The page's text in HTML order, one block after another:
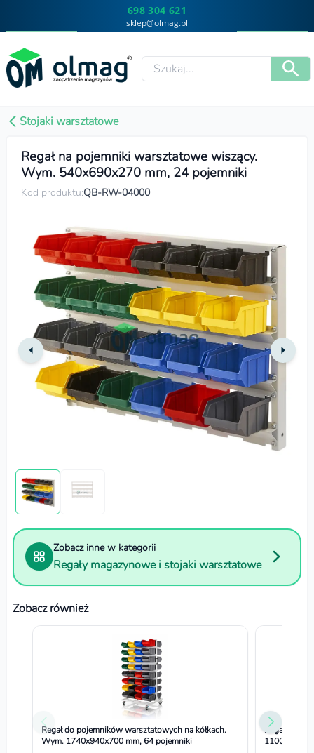
698 304 621
sklep@olmag.pl
Stojaki warsztatowe
Regał na pojemniki warsztatowe wiszący.
Wym. 540x690x270 mm, 24 pojemniki
Kod produktu:QB-RW-04000
Zobacz inne w kategorii
Regały magazynowe i stojaki warsztatowe
Zobacz również
Regał do pojemników warsztatowych na kółkach.
Wym. 1740x940x700 mm, 64 pojemniki
Regał do